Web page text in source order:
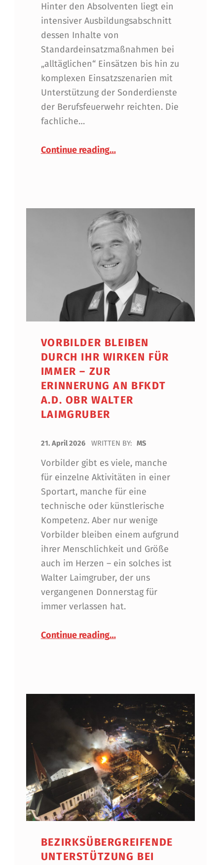
Hinter den Absolventen liegt ein
intensiver Ausbildungsabschnitt
dessen Inhalte von
Standardeinsatzmaßnahmen bei
„alltäglichen“ Einsätzen bis hin zu
komplexen Einsatzszenarien mit
Unterstützung der Sonderdienste
der Berufsfeuerwehr reichten. Die
fachliche…
Continue reading…
VORBILDER BLEIBEN
DURCH IHR WIRKEN FÜR
IMMER – ZUR
ERINNERUNG AN BFKDT
A.D. OBR WALTER
LAIMGRUBER
21. April 2026 WRITTEN BY: MS
Vorbilder gibt es viele, manche
für einzelne Aktivitäten in einer
Sportart, manche für eine
technische oder künstlerische
Kompetenz. Aber nur wenige
Vorbilder bleiben einem aufgrund
ihrer Menschlichkeit und Größe
auch im Herzen – ein solches ist
Walter Laimgruber, der uns
vergangenen Donnerstag für
immer verlassen hat.
Continue reading…
BEZIRKSÜBERGREIFENDE
UNTERSTÜTZUNG BEI